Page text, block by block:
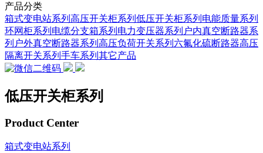
产品分类
箱式变电站系列 高压开关柜系列 低压开关柜系列 电能质量系列
环网柜系列 电缆分支箱系列 电力变压器系列 户内真空断路器系
列 户外真空断路器系列 高压负荷开关系列 六氟化硫断路器高压
隔离开关系列 手车系列 其它产品
低压开关柜系列
Product Center
箱式变电站系列